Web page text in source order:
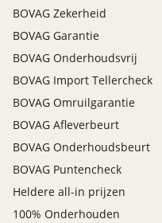
BOVAG Zekerheid
BOVAG Garantie
BOVAG Onderhoudsvrij
BOVAG Import Tellercheck
BOVAG Omruilgarantie
BOVAG Afleverbeurt
BOVAG Onderhoudsbeurt
BOVAG Puntencheck
Heldere all-in prijzen
100% Onderhouden